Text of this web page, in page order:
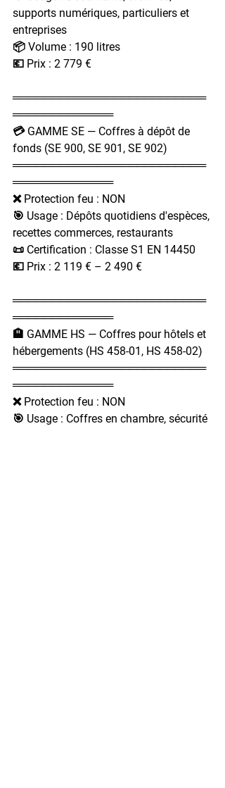
supports numériques, particuliers et
entreprises
📦 Volume : 190 litres
💶 Prix : 2 779 €
═════════════════════════
═════════════
💳 GAMME SE — Coffres à dépôt de
fonds (SE 900, SE 901, SE 902)
═════════════════════════
═════════════
❌ Protection feu : NON
🎯 Usage : Dépôts quotidiens d'espèces,
recettes commerces, restaurants
📜 Certification : Classe S1 EN 14450
💶 Prix : 2 119 € – 2 490 €
═════════════════════════
═════════════
🏨 GAMME HS — Coffres pour hôtels et
hébergements (HS 458-01, HS 458-02)
═════════════════════════
═════════════
❌ Protection feu : NON
🎯 Usage : Coffres en chambre, sécurité